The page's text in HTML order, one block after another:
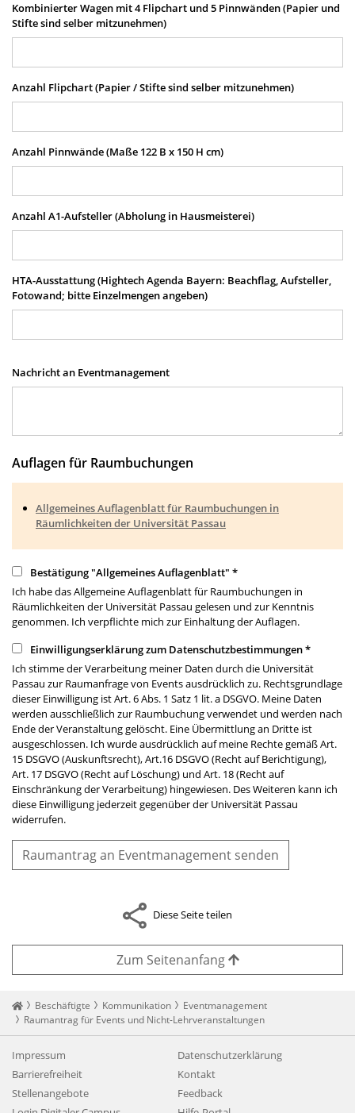
Kombinierter Wagen mit 4 Flipchart und 5 Pinnwänden (Papier und
Stifte sind selber mitzunehmen)
Anzahl Flipchart (Papier / Stifte sind selber mitzunehmen)
Anzahl Pinnwände (Maße 122 B x 150 H cm)
Anzahl A1-Aufsteller (Abholung in Hausmeisterei)
HTA-Ausstattung (Hightech Agenda Bayern: Beachflag, Aufsteller,
Fotowand; bitte Einzelmengen angeben)
Nachricht an Eventmanagement
Auflagen für Raumbuchungen
Allgemeines Auflagenblatt für Raumbuchungen in
Räumlichkeiten der Universität Passau
Bestätigung "Allgemeines Auflagenblatt" *
Ich habe das Allgemeine Auflagenblatt für Raumbuchungen in
Räumlichkeiten der Universität Passau gelesen und zur Kenntnis
genommen. Ich verpflichte mich zur Einhaltung der Auflagen.
Einwilligungserklärung zum Datenschutzbestimmungen*
Ich stimme der Verarbeitung meiner Daten durch die Universität
Passau zur Raumanfrage von Events ausdrücklich zu. Rechtsgrundlage
dieser Einwilligung ist Art. 6 Abs. 1 Satz 1 lit. a DSGVO. Meine Daten
werden ausschließlich zur Raumbuchung verwendet und werden nach
Ende der Veranstaltung gelöscht. Eine Übermittlung an Dritte ist
ausgeschlossen. Ich wurde ausdrücklich auf meine Rechte gemäß Art.
15 DSGVO (Auskunftsrecht), Art.16 DSGVO (Recht auf Berichtigung),
Art. 17 DSGVO (Recht auf Löschung) und Art. 18 (Recht auf
Einschränkung der Verarbeitung) hingewiesen. Des Weiteren kann ich
diese Einwilligung jederzeit gegenüber der Universität Passau
widerrufen.
Raumantrag an Eventmanagement senden
Diese Seite teilen
Zum Seitenanfang
Startseite
Beschäftigte Kommunikation
Eventmanagement
Raumantrag für Events und Nicht-Lehrveranstaltungen
Impressum
Datenschutzerklärung
Barrierefreiheit
Kontakt
Stellenangebote
Feedback